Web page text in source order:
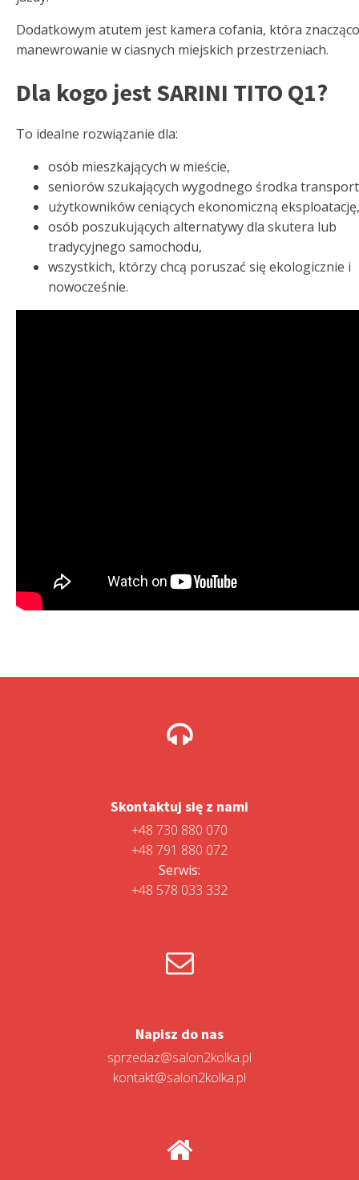
Dodatkowym atutem jest kamera cofania, która
manewrowanie w ciasnych miejskich przestrzeniach.
Dla kogo jest SARINI TITO Q1?
To idealne rozwiązanie dla:
osób mieszkających w mieście,
seniorów szukających wygodnego środka
użytkowników ceniących ekonomiczną eksploatację,
osób poszukujących alternatywy dla skutera lub
tradycyjnego samochodu,
wszystkich, którzy chcą poruszać się ekologicznie i
nowocześnie.
Skontaktuj się z nami
+48 730 880 070
+48 791 880 072
Serwis:
+48 578 033 332
Napisz do nas
sprzedaz@salon2kolka.pl
kontakt@salon2kolka.pl